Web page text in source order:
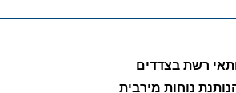
רשת בצדדים